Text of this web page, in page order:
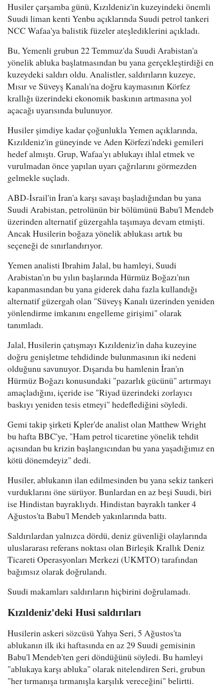
Husiler çarşamba günü, Kızıldeniz'in kuzeyindeki önemli
Suudi liman kenti Yenbu açıklarında Suudi petrol tankeri
NCC Wafaa'ya balistik füzeler ateşlediklerini açıkladı.
Bu, Yemenli grubun 22 Temmuz'da Suudi Arabistan'a
yönelik abluka başlatmasından bu yana gerçekleştirdiği en
kuzeydeki saldırı oldu. Analistler, saldırıların kuzeye,
Mısır ve Süveyş Kanalı'na doğru kaymasının Körfez
krallığı üzerindeki ekonomik baskının artmasına yol
açacağı uyarısında bulunuyor.
Husiler şimdiye kadar çoğunlukla Yemen açıklarında,
Kızıldeniz'in güneyinde ve Aden Körfezi'ndeki gemileri
hedef almıştı. Grup, Wafaa'yı ablukayı ihlal etmek ve
vurulmadan önce yapılan uyarı çağrılarını görmezden
gelmekle suçladı.
ABD-İsrail'in İran'a karşı savaşı başladığından bu yana
Suudi Arabistan, petrolünün bir bölümünü Babu'l Mendeb
üzerinden alternatif güzergahla taşımaya devam etmişti.
Ancak Husilerin boğaza yönelik ablukası artık bu
seçeneği de sınırlandırıyor.
Yemen analisti Ibrahim Jalal, bu hamleyi, Suudi
Arabistan'ın bu yılın başlarında Hürmüz Boğazı'nın
kapanmasından bu yana giderek daha fazla kullandığı
alternatif güzergah olan "Süveyş Kanalı üzerinden yeniden
yönlendirme imkanını engelleme girişimi" olarak
tanımladı.
Jalal, Husilerin çatışmayı Kızıldeniz'in daha kuzeyine
doğru genişletme tehdidinde bulunmasının iki nedeni
olduğunu savunuyor. Dışarıda bu hamlenin İran'ın
Hürmüz Boğazı konusundaki "pazarlık gücünü" artırmayı
amaçladığını, içeride ise "Riyad üzerindeki zorlayıcı
baskıyı yeniden tesis etmeyi" hedeflediğini söyledi.
Gemi takip şirketi Kpler'de analist olan Matthew Wright
bu hafta BBC'ye, "Ham petrol ticaretine yönelik tehdit
açısından bu krizin başlangıcından bu yana yaşadığımız en
kötü dönemdeyiz" dedi.
Husiler, ablukanın ilan edilmesinden bu yana sekiz tankeri
vurduklarını öne sürüyor. Bunlardan en az beşi Suudi, biri
ise Hindistan bayraklıydı. Hindistan bayraklı tanker 4
Ağustos'ta Babu'l Mendeb yakınlarında battı.
Saldırılardan yalnızca dördü, deniz güvenliği olaylarında
uluslararası referans noktası olan Birleşik Krallık Deniz
Ticareti Operasyonları Merkezi (UKMTO) tarafından
bağımsız olarak doğrulandı.
Suudi makamları saldırıların hiçbirini doğrulamadı.
Kızıldeniz'deki Husi saldırıları
Husilerin askeri sözcüsü Yahya Seri, 5 Ağustos'ta
ablukanın ilk iki haftasında en az 29 Suudi gemisinin
Babu'l Mendeb'ten geri döndüğünü söyledi. Bu hamleyi
"ablukaya karşı abluka" olarak nitelendiren Seri, grubun
"her tırmanışa tırmanışla karşılık vereceğini" belirtti.